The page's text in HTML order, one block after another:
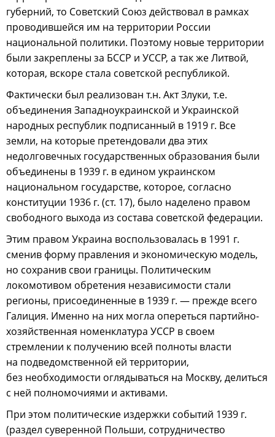
губерний, то Советский Союз действовал в рамках
проводившейся им на территории России
национальной политики. Поэтому новые территории
были закреплены за БССР и УССР, а так же Литвой,
которая, вскоре стала советской республикой.
Фактически был реализован т.н. Акт Злуки, т.е.
объединения Западноукраинской и Украинской
народных республик подписанный в 1919 г. Все
земли, на которые претендовали два этих
недолговечных государственных образования были
объединены в 1939 г. в едином украинском
национальном государстве, которое, согласно
конституции 1936 г. (ст. 17), было наделено правом
свободного выхода из состава советской федерации.
Этим правом Украина воспользовалась в 1991 г.
сменив форму правления и экономическую модель,
но сохранив свои границы. Политическим
локомотивом обретения независимости стали
регионы, присоединенные в 1939 г. — прежде всего
Галиция. Именно на них могла опереться партийно-
хозяйственная номенклатура УССР в своем
стремлении к получению всей полноты власти
на подведомственной ей территории,
без необходимости оглядываться на Москву, делиться
с ней полномочиями и активами.
При этом политические издержки событий 1939 г.
(раздел суверенной Польши, сотрудничество